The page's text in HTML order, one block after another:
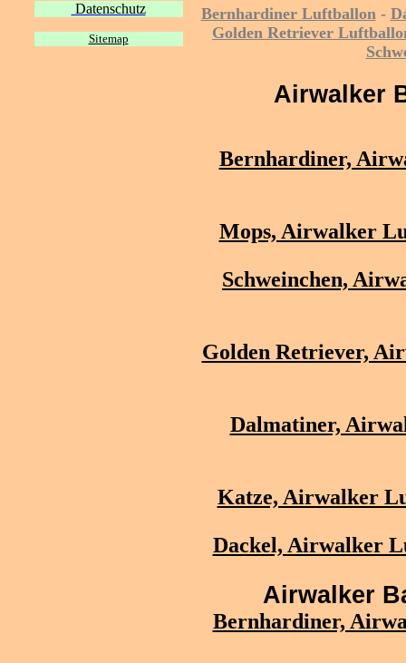
Datenschutz
Sitemap
Bernhardiner Luftballon -
Golden Retriever
Airwalker
Bernhardiner,
Mops, Airwalker
Schweinchen,
Golden Retriever,
Dalmatiner,
Katze, Airwalker
Dackel, Airwalker
Airwalker
Bernhardiner,